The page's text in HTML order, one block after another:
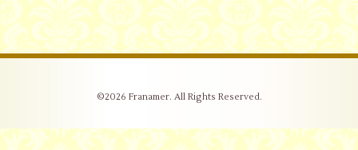
©2026 Franamer. All Rights Reserved.